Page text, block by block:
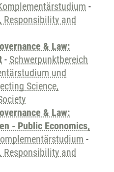
-
Responsibility and
& Law:
- Schwerpunktbereich
und
Science,
& Law:
- Public Economics,
-
Responsibility and